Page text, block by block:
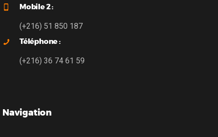
Mobile 2 :
(+216) 51 850 187
Téléphone :
(+216) 36 74 61 59
Navigation